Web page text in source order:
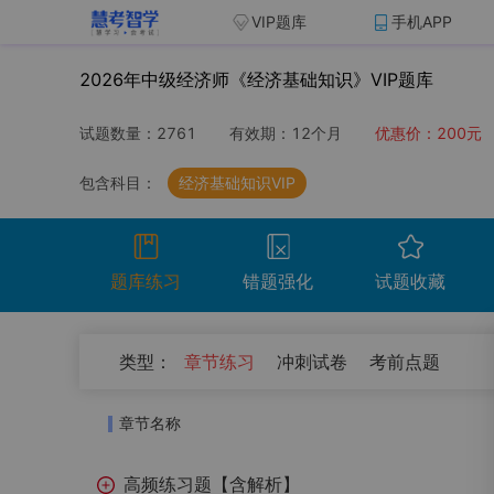
VIP题库 手机APP
2026年中级经济师《经济基础知识》VIP题库
试题数量： 2761 有效期： 12个月 优惠价： 200元
包含科目： 经济基础知识VIP
题库练习 错题强化 试题收藏
类型：
章节练习 冲刺试卷 考前点题
章节名称
高频练习题【含解析】
开始考试 温馨提示：点击开始考试按钮进行模拟考场组